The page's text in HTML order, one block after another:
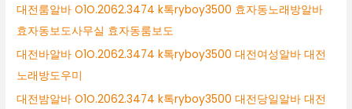
대전룸알바 O1O.2062.3474 k톡ryboy3500 효자동노래방알바
효자동보도사무실 효자동룸보도
대전바알바 O1O.2062.3474 k톡ryboy3500 대전여성알바 대전
노래방도우미
대전밤알바 O1O.2062.3474 k톡ryboy3500 대전당일알바 대전